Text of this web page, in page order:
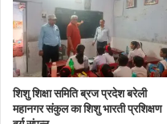
शिशु शिक्षा समिति ब्रज प्रदेश बरेली
महानगर संकुल का शिशु भारती प्रशिक्षण